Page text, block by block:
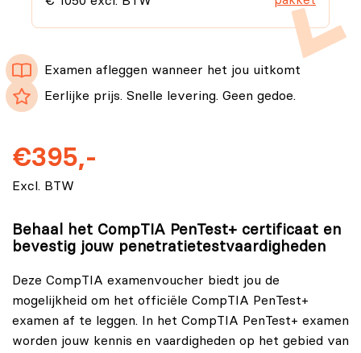
Examen afleggen wanneer het jou uitkomt
Eerlijke prijs. Snelle levering. Geen gedoe.
€395,-
Excl. BTW
Behaal het CompTIA PenTest+ certificaat en
bevestig jouw penetratietestvaardigheden
Deze CompTIA examenvoucher biedt jou de
mogelijkheid om het officiële CompTIA PenTest+
examen af te leggen. In het CompTIA PenTest+ examen
worden jouw kennis en vaardigheden op het gebied van